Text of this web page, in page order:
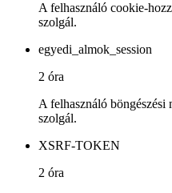
A felhasználó cookie-
szolgál.
egyedi_almok_session
2 óra
A felhasználó böngészési
szolgál.
XSRF-TOKEN
2 óra